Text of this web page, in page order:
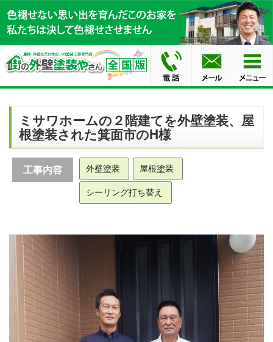
ミサワホームの２階建てを外壁塗装、屋
根塗装された箕面市のH様
工事内容 外壁塗装 屋根塗装
シーリング打ち替え